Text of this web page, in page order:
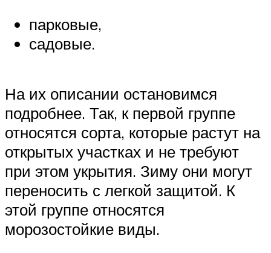
парковые,
садовые.
На их описании остановимся
подробнее. Так, к первой группе
относятся сорта, которые растут на
открытых участках и не требуют
при этом укрытия. Зиму они могут
переносить с легкой защитой. К
этой группе относятся
морозостойкие виды.